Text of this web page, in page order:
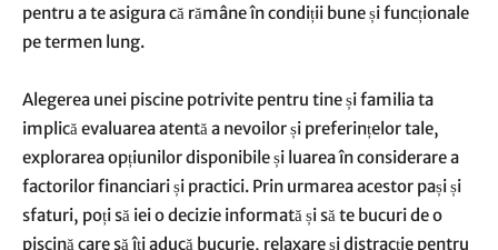
pentru a te asigura că rămâne în condiții bune și funcționale
pe termen lung.
Alegerea unei piscine potrivite pentru tine și familia ta
implică evaluarea atentă a nevoilor și preferințelor tale,
explorarea opțiunilor disponibile și luarea în considerare a
factorilor financiari și practici. Prin urmarea acestor pași și
sfaturi, poți să iei o decizie informată și să te bucuri de o
piscină care să îți aducă bucurie, relaxare și distracție pentru